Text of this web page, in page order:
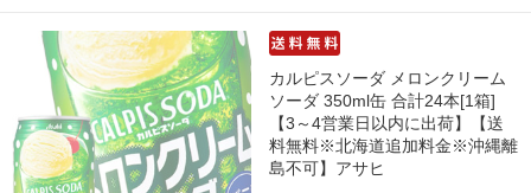
カルピスソーダ メロンクリーム
ソーダ 350ml缶 合計24本[1箱]
【3～4営業日以内に出荷】【送
料無料※北海道追加料金※沖縄離
島不可】アサヒ